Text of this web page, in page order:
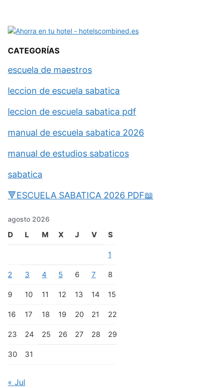
CATEGORÍAS
escuela de maestros
leccion de escuela sabatica
leccion de escuela sabatica pdf
manual de escuela sabatica 2026
manual de estudios sabaticos
sabatica
🔻ESCUELA SABATICA 2026 PDF📖
agosto 2026
D L M X J V S
1
2 3 4 5 6 7 8
9 10 11 12 13 14 15
16 17 18 19 20 21 22
23 24 25 26 27 28 29
30 31
« Jul